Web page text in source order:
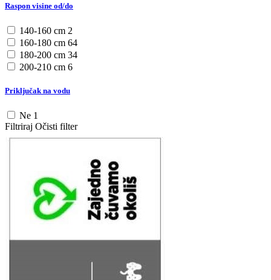
Raspon visine od/do
140-160 cm 2
160-180 cm 64
180-200 cm 34
200-210 cm 6
Priključak na vodu
Ne 1
Filtriraj Očisti filter